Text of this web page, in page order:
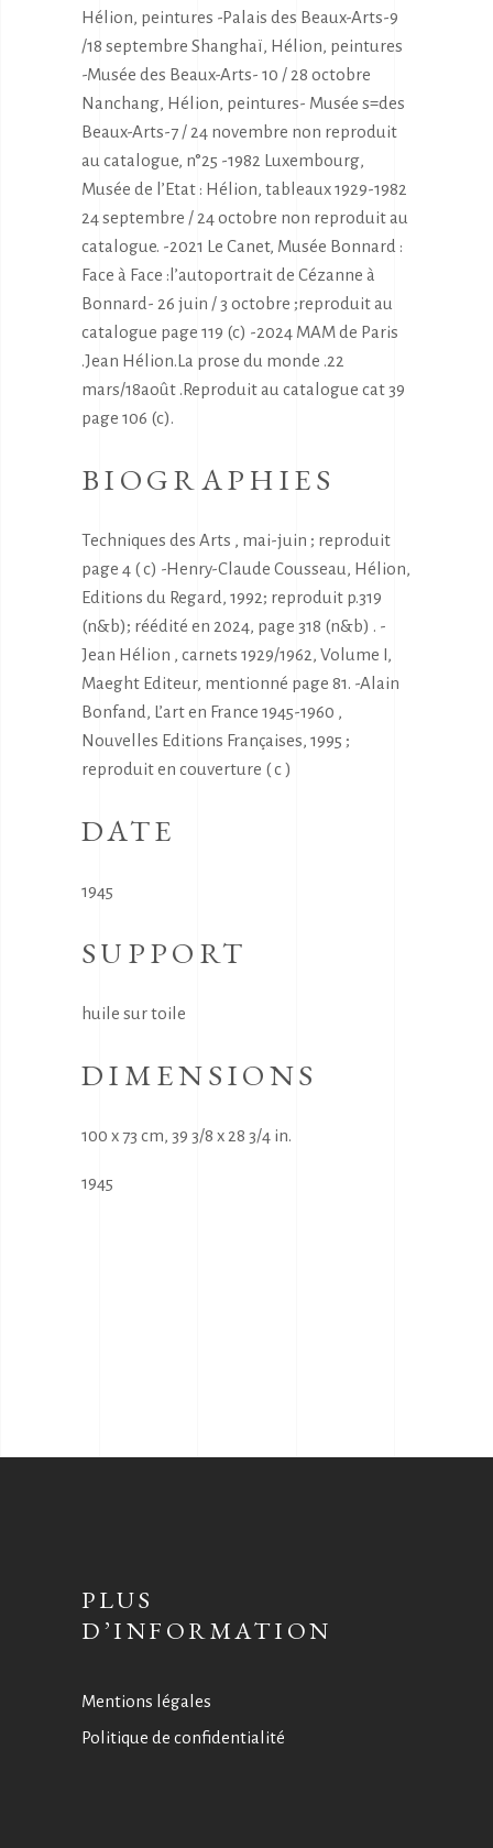
Hélion, peintures -Palais des Beaux-Arts-9
/18 septembre Shanghaï, Hélion, peintures
-Musée des Beaux-Arts- 10 / 28 octobre
Nanchang, Hélion, peintures- Musée s=des
Beaux-Arts-7 / 24 novembre non reproduit
au catalogue, n°25 -1982 Luxembourg,
Musée de l’Etat : Hélion, tableaux 1929-1982
24 septembre / 24 octobre non reproduit au
catalogue. -2021 Le Canet, Musée Bonnard :
Face à Face :l’autoportrait de Cézanne à
Bonnard- 26 juin / 3 octobre ;reproduit au
catalogue page 119 (c) -2024 MAM de Paris
.Jean Hélion.La prose du monde .22
mars/18août .Reproduit au catalogue cat 39
page 106 (c).
BIOGRAPHIES
Techniques des Arts , mai-juin ; reproduit
page 4 ( c) -Henry-Claude Cousseau, Hélion,
Editions du Regard, 1992; reproduit p.319
(n&b); réédité en 2024, page 318 (n&b) . -
Jean Hélion , carnets 1929/1962, Volume I,
Maeght Editeur, mentionné page 81. -Alain
Bonfand, L’art en France 1945-1960 ,
Nouvelles Editions Françaises, 1995 ;
reproduit en couverture ( c )
DATE
1945
SUPPORT
huile sur toile
DIMENSIONS
100 x 73 cm, 39 3/8 x 28 3/4 in.
1945
PLUS
D’INFORMATION
Mentions légales
Politique de confidentialité